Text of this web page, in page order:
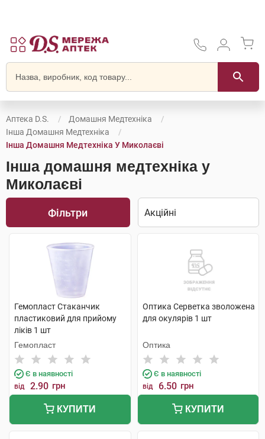
Аптека D.S.
Домашня Медтехніка
Інша Домашня Медтехніка
Інша Домашня Медтехніка У Миколаєві
Інша домашня медтехніка у
Миколаєві
Фільтри
Гемопласт Стаканчик
пластиковий для прийому
ліків 1 шт
Гемопласт
Є в наявності
від 2.90 грн
КУПИТИ
Оптика Серветка зволожена
для окулярів 1 шт
Оптика
Є в наявності
від 6.50 грн
КУПИТИ